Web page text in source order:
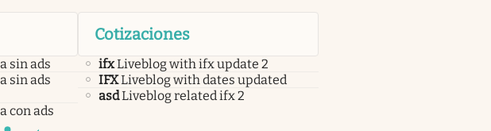
sin ads
sin ads
con ads
Cotizaciones
ifxLiveblog with ifx update 2
IFXLiveblog with dates updated
asdLiveblog related ifx 2